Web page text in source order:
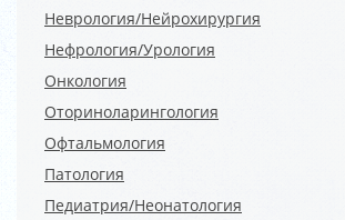
Неврология/Нейрохирургия
Нефрология/Урология
Онкология
Оториноларингология
Офтальмология
Патология
Педиатрия/Неонатология